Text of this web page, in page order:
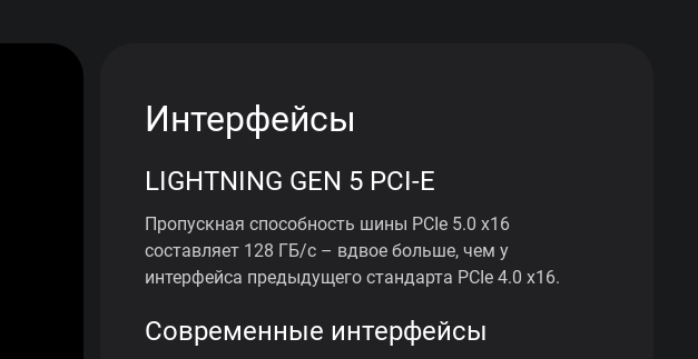
Интерфейсы
LIGHTNING GEN 5 PCI-E
Пропускная способность шины PCIe 5.0 x16
составляет 128 ГБ/с – вдвое больше, чем у
интерфейса предыдущего стандарта PCIe 4.0 x16.
Современные интерфейсы